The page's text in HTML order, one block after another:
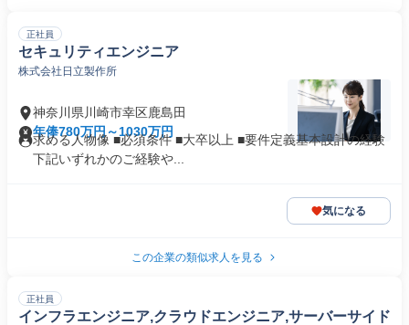
正社員
セキュリティエンジニア
株式会社日立製作所
神奈川県川崎市幸区鹿島田
年俸780万円～1030万円
求める人物像 ■必須条件 ■大卒以上 ■要件定義基本設計の経験
下記いずれかのご経験や...
気になる
この企業の類似求人を見る
正社員
インフラエンジニア,クラウドエンジニア,サーバーサイド